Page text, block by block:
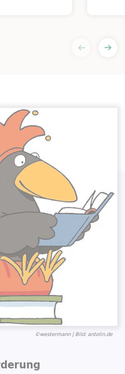
©westermann | Bild: antolin.de